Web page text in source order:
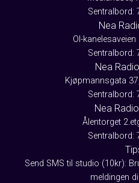
Sentralbord:
Nea
Ol-
Sentralbord:
Nea
Kjøpmannsgata
Sentralbord:
Nea
Ålentorget
Sentralbord:
Send SMS til studio (10kr):
meldingen